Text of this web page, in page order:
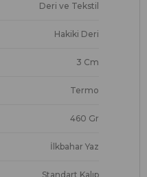
Deri ve Tekstil
Hakiki Deri
3 Cm
Termo
460 Gr
İlkbahar Yaz
Standart Kalıp